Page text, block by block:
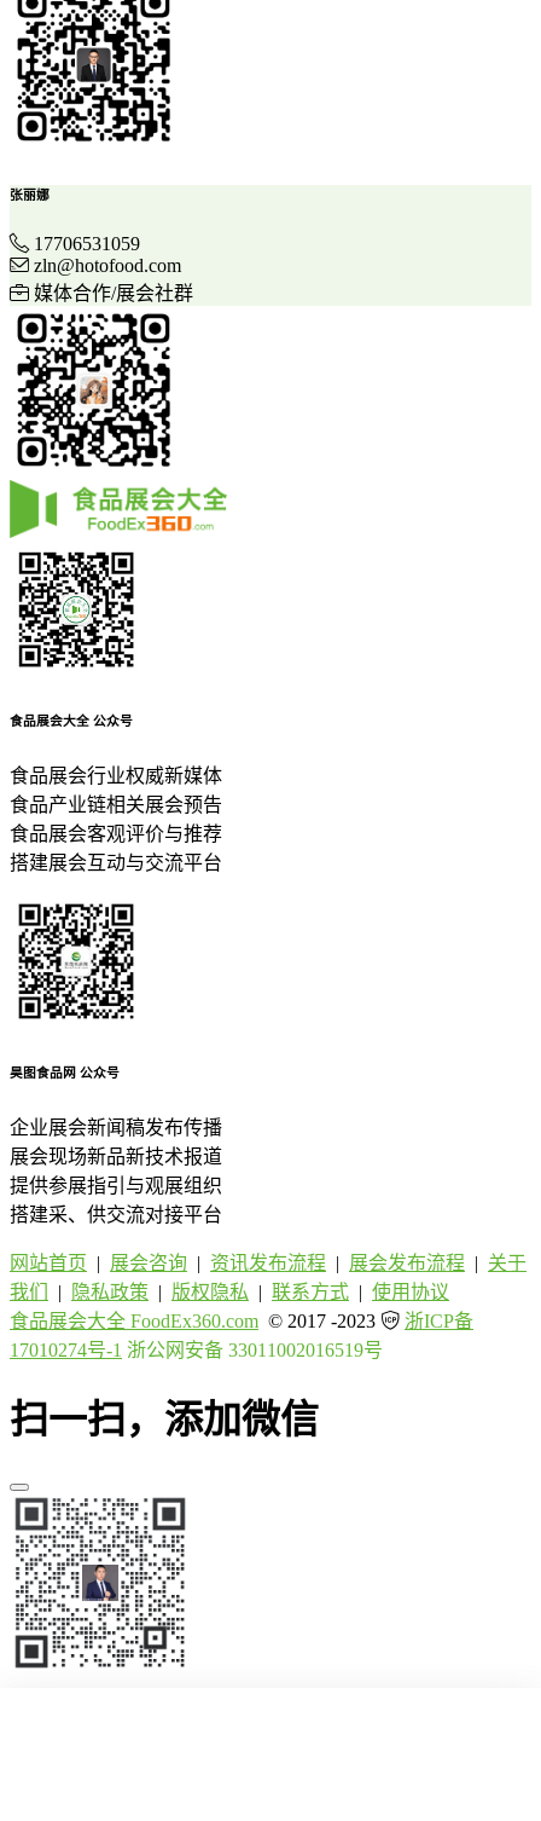
张丽娜
17706531059
zln@hotofood.com
媒体合作/展会社群
食品展会大全 公众号
食品展会行业权威新媒体
食品产业链相关展会预告
食品展会客观评价与推荐
搭建展会互动与交流平台
昊图食品网 公众号
企业展会新闻稿发布传播
展会现场新品新技术报道
提供参展指引与观展组织
搭建采、供交流对接平台
网站首页 | 展会咨询 | 资讯发布流程 | 展会发布流程 | 关于
我们
| 隐私政策 | 版权隐私 | 联系方式 | 使用协议
食品展会大全 FoodEx360.com © 2017 -2023
浙ICP备
17010274号-1 浙公网安备 33011002016519号
扫一扫，添加微信